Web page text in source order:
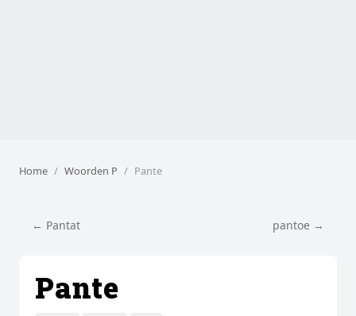
Home Woorden P Pante
← Pantat pantoe →
Pante